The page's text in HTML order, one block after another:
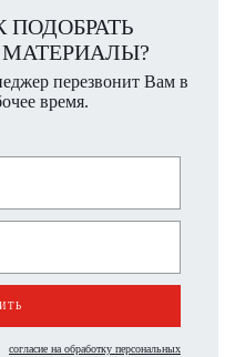
ПОДОБРАТЬ
перезвонит Вам в
время.
согласие на обработку персональных